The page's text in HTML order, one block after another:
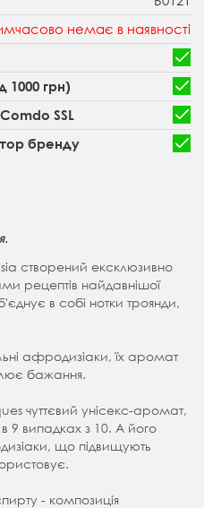
немає в наявності
1000 грн)
SSL
бренду
створений ексклюзивно
рецептів найдавнішої
в собі нотки троянди,
афродизіаки, їх аромат
бажання.
чуттєвий унісекс-аромат,
9 випадках з 10. А його
що підвищують
- композиція